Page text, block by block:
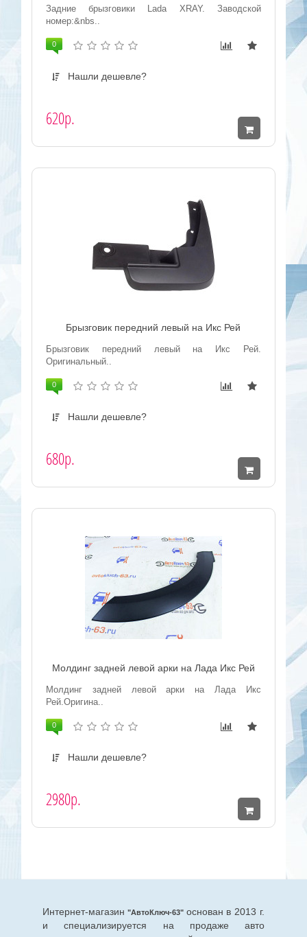
Задние брызговики Lada XRAY. Заводской
номер:&nbs..
0
Нашли дешевле?
620р.
Брызговик передний левый на Икс Рей
Брызговик передний левый на Икс Рей.
Оригинальный..
0
Нашли дешевле?
680р.
Молдинг задней левой арки на Лада Икс Рей
Молдинг задней левой арки на Лада Икс
Рей.Оригина..
0
Нашли дешевле?
2980р.
Интернет-магазин "АвтоКлюч-63" основан в 2013 г.
и специализируется на продаже авто